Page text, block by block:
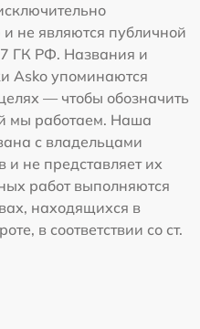
не являются публичной
ГК РФ. Названия и
Asko упоминаются
— чтобы обозначить
мы работаем. Наша
с владельцами
не представляет их
работ выполняются
находящихся в
в соответствии со ст.